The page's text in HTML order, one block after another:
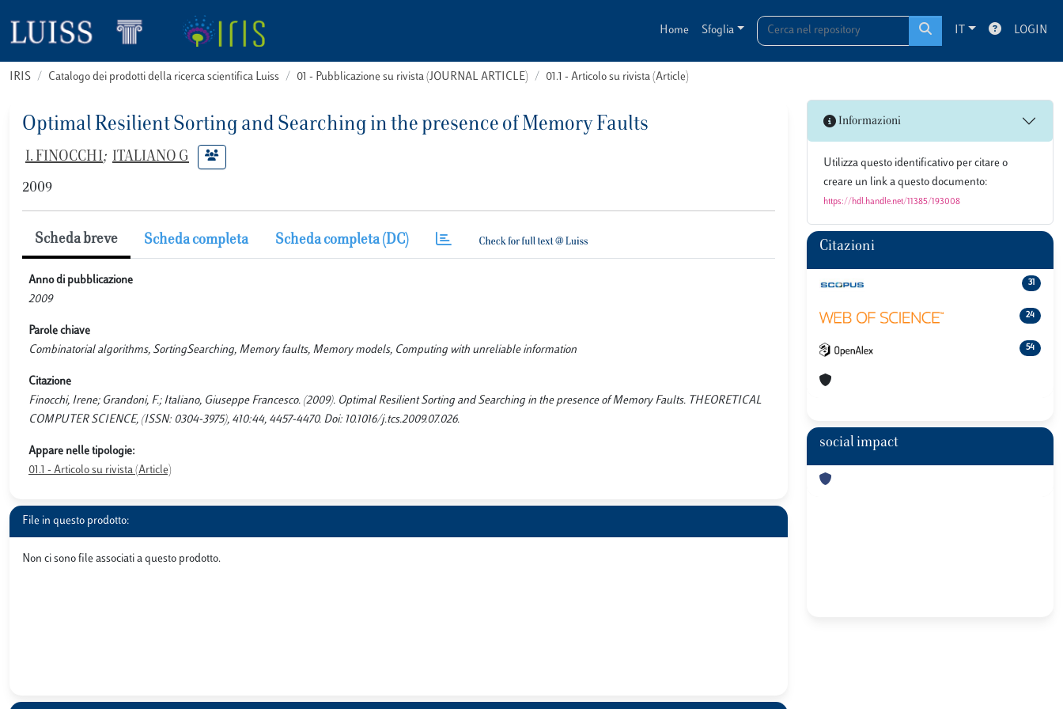
Home Sfoglia IT LOGIN
IRIS Catalogo dei prodotti della ricerca scientifica Luiss 01 - Pubblicazione su rivista (JOURNAL ARTICLE) 01.1 - Articolo su rivista (Article)
Optimal Resilient Sorting and Searching in the presence of Memory Faults
I. FINOCCHI; ITALIANO G
2009
Scheda breve Scheda completa Scheda completa (DC)
Anno di pubblicazione
2009
Parole chiave
Combinatorial algorithms, SortingSearching, Memory faults, Memory models, Computing with unreliable information
Citazione
Finocchi, Irene; Grandoni, F.; Italiano, Giuseppe Francesco. (2009). Optimal Resilient Sorting and Searching in the presence of Memory Faults. THEORETICAL
COMPUTER SCIENCE, (ISSN: 0304-3975), 410:44, 4457-4470. Doi: 10.1016/j.tcs.2009.07.026.
Appare nelle tipologie:
01.1 - Articolo su rivista (Article)
File in questo prodotto:
Non ci sono file associati a questo prodotto.
Informazioni
Utilizza questo identificativo per citare o
creare un link a questo documento:
https://hdl.handle.net/11385/193008
Citazioni
31
24
54
social impact